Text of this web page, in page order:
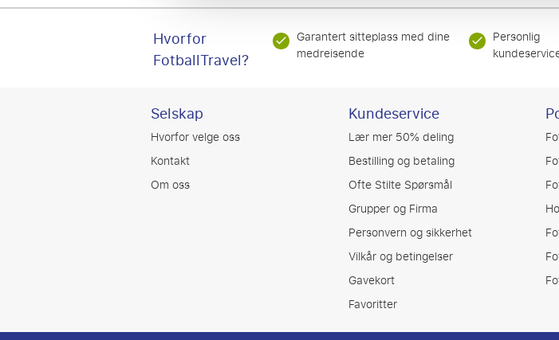
Hvorfor
FotballTravel?
Garantert sitteplass med dine
medreisende
Personlig
Selskap
Hvorfor velge oss
Kontakt
Om oss
Kundeservice
Lær mer 50% deling
Bestilling og betaling
Ofte Stilte Spørsmål
Grupper og Firma
Personvern og sikkerhet
Vilkår og betingelser
Gavekort
Favoritter